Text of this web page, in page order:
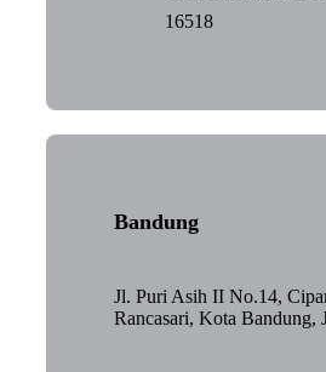
16518
Bandung
Jl. Puri Asih II No.14,
Rancasari, Kota Bandung,